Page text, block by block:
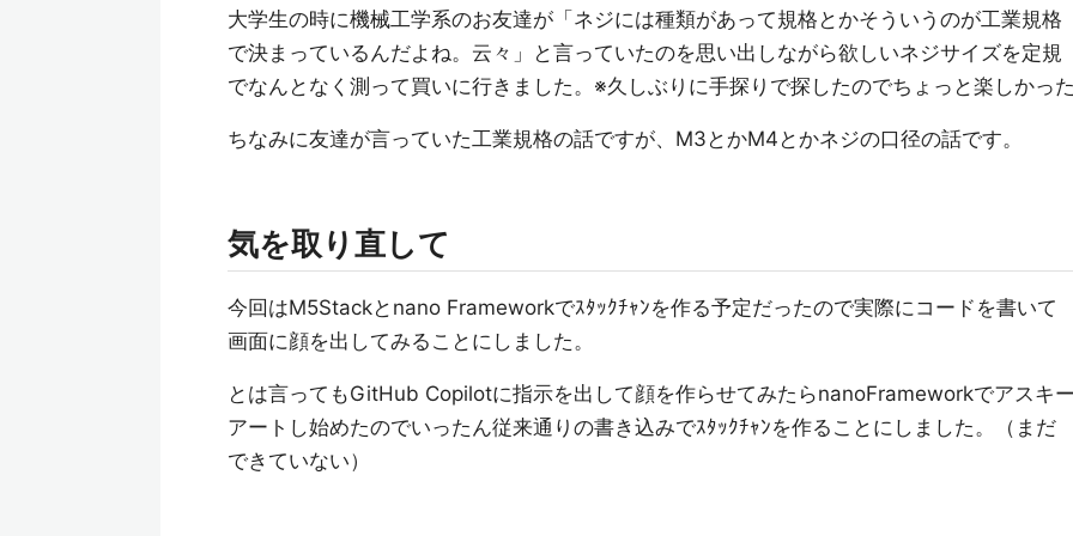
大学生の時に機械工学系のお友達が「ネジには種類があって規格とかそういうのが工業規格
で決まっているんだよね。云々」と言っていたのを思い出しながら欲しいネジサイズを定規
でなんとなく測って買いに行きました。※久しぶりに手探りで探したのでちょっと楽しかっ
ちなみに友達が言っていた工業規格の話ですが、M3とかM4とかネジの口径の話です。
気を取り直して
今回はM5Stackとnano Frameworkでｽﾀｯｸﾁｬﾝを作る予定だったので実際にコードを書いて
画面に顔を出してみることにしました。
とは言ってもGitHub Copilotに指示を出して顔を作らせてみたらnanoFrameworkでアスキ
アートし始めたのでいったん従来通りの書き込みでｽﾀｯｸﾁｬﾝを作ることにしました。（まだ
できていない）